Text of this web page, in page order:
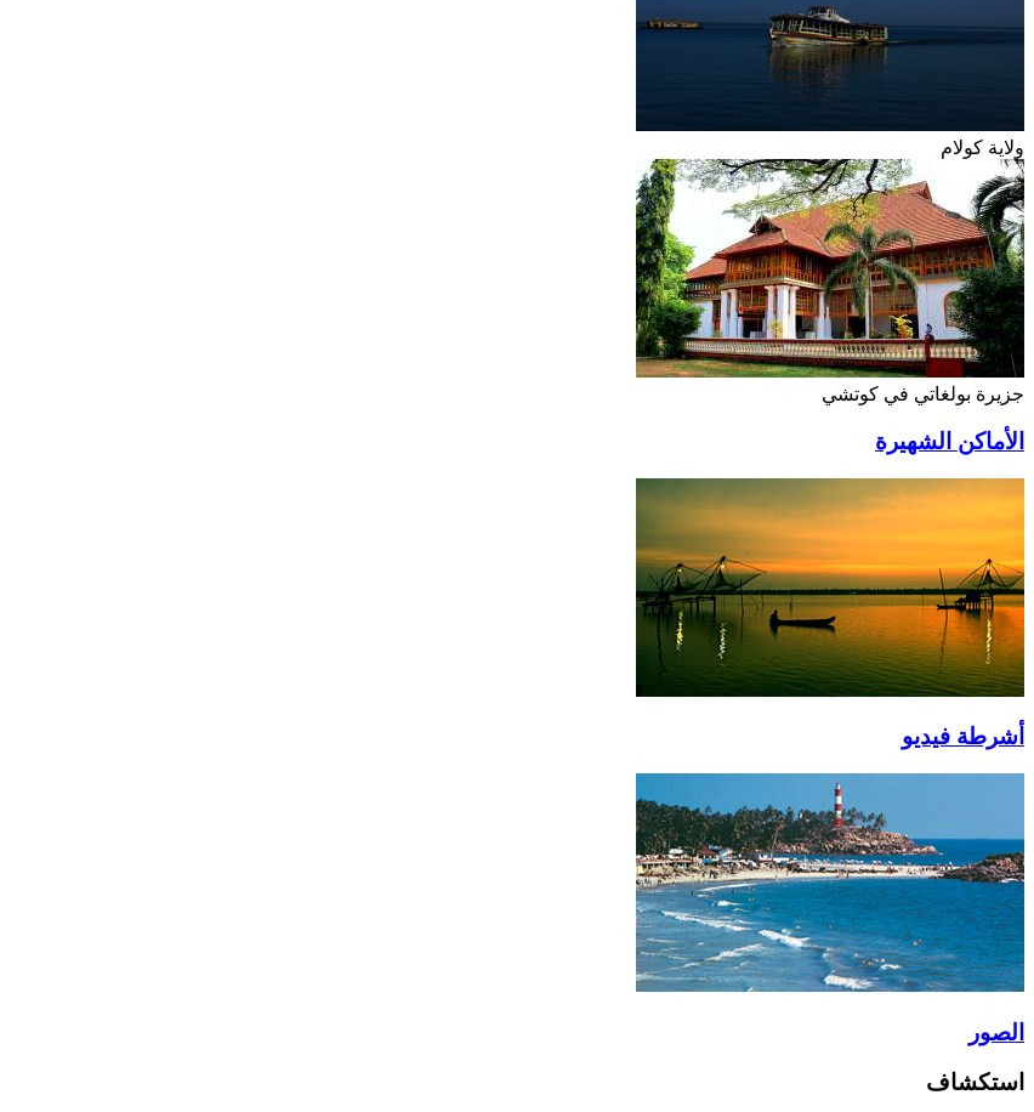
ولاية كولام
جزيرة بولغاتي في كوتشي
الأماكن الشهيرة
أشرطة فيديو
الصور
استكشاف